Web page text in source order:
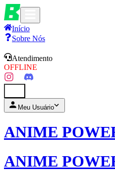
Início
Sobre Nós
Atendimento
OFFLINE
Meu Usuário
ANIME
ANIME